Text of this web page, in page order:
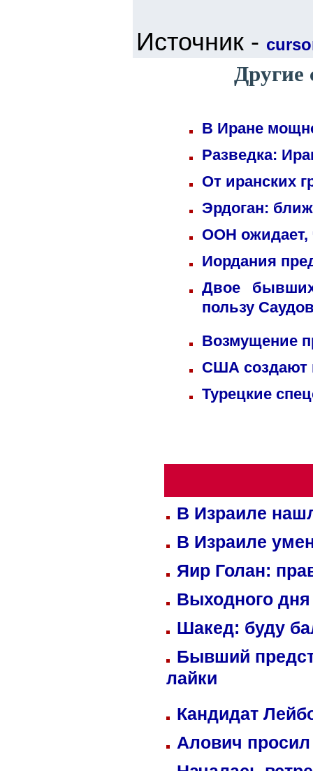
Источник -
Другие
В Иране
Разведка:
От иранских
Эрдоган:
ООН ожидает,
Иордания
Двое
пользу
Возмущение
США создают
Турецкие
В Израиле
В Израиле
Яир Голан:
Выходного
Шакед: буду
Бывший
лайки
Кандидат
Алович просил